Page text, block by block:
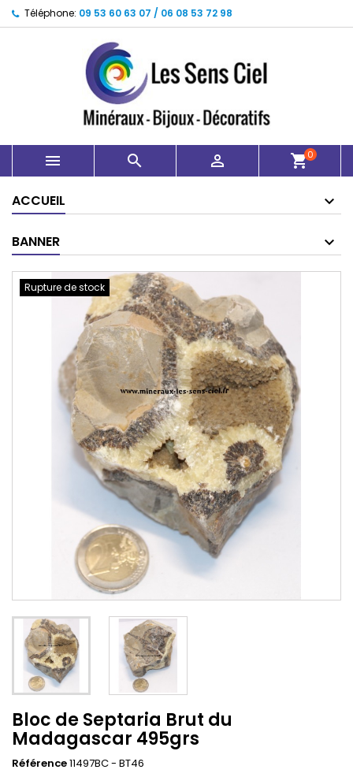
Téléphone: 09 53 60 63 07 / 06 08 53 72 98
   shopping_cart0
ACCUEIL
BANNER
Rupture de stock
Bloc de Septaria Brut du
Madagascar 495grs
Référence11497BC - BT46